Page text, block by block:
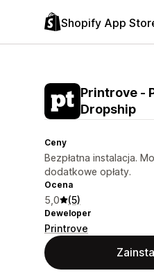
Shopify App
Printrove ‑
Dropship
Ceny
Bezpłatna instalacja.
dodatkowe opłaty.
Ocena
5,0 (5)
Deweloper
Printrove